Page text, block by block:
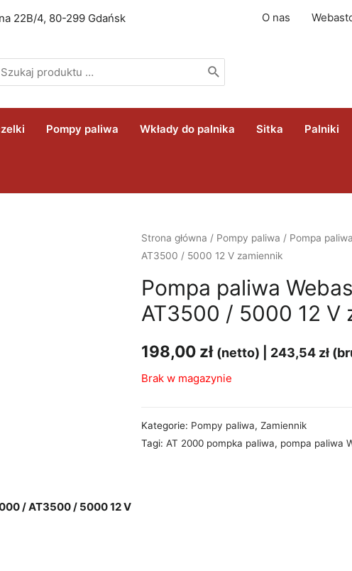
22B/4, 80-299 Gdańsk O nas
Pompy paliwa Wkłady do palnika Sitka Palniki
Strona główna / Pompy paliwa / Pompa
AT3500 / 5000 12 V zamiennik
Pompa paliwa
AT3500 / 5000 12 V
198,00 zł (netto) | 243,54 zł
Brak w magazynie
Kategorie: Pompy paliwa, Zamiennik
Tagi: AT 2000 pompka paliwa, pompa paliwa
/ AT3500 / 5000 12 V